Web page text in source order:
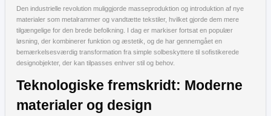
Den industrielle revolution muliggjorde masseproduktion og introduktion af nye
materialer som metalrammer og vandtætte tekstiler, hvilket gjorde dem mere
tilgængelige for den brede befolkning. I dag er markiser fortsat en populær
løsning, der kombinerer funktion og æstetik, og de har gennemgået en
bemærkelsesværdig transformation fra simple solbeskyttere til sofistikerede
designobjekter, der kan tilpasses enhver stil og behov.
Teknologiske fremskridt: Moderne
materialer og design